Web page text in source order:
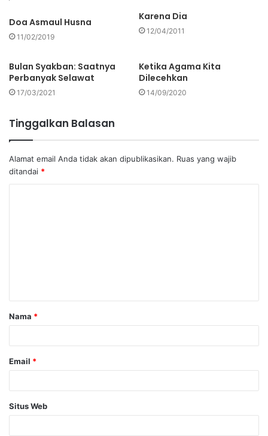
Doa Asmaul Husna
11/02/2019
Karena Dia
12/04/2011
Bulan Syakban: Saatnya
Perbanyak Selawat
17/03/2021
Ketika Agama Kita
Dilecehkan
14/09/2020
Tinggalkan Balasan
Alamat email Anda tidak akan dipublikasikan. Ruas yang wajib
ditandai *
a
r
Nama *
Email *
Situs Web